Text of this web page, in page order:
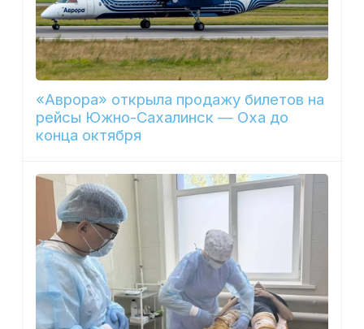
«Аврора» открыла продажу билетов на
рейсы Южно-Сахалинск — Оха до
конца октября